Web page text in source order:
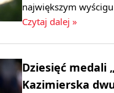
największym
Czytaj dalej »
Dziesięć medali
Kazimierska